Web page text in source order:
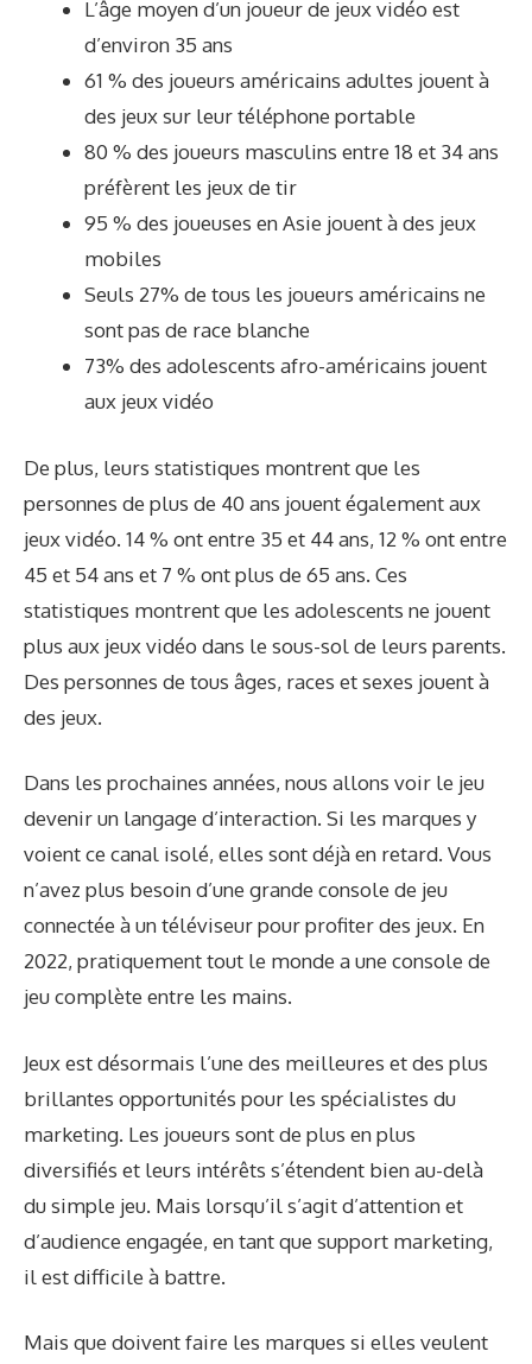
L’âge moyen d’un joueur de jeux vidéo est
d’environ 35 ans
61 % des joueurs américains adultes jouent à
des jeux sur leur téléphone portable
80 % des joueurs masculins entre 18 et 34 ans
préfèrent les jeux de tir
95 % des joueuses en Asie jouent à des jeux
mobiles
Seuls 27% de tous les joueurs américains ne
sont pas de race blanche
73% des adolescents afro-américains jouent
aux jeux vidéo
De plus, leurs statistiques montrent que les
personnes de plus de 40 ans jouent également aux
jeux vidéo. 14 % ont entre 35 et 44 ans, 12 % ont entre
45 et 54 ans et 7 % ont plus de 65 ans. Ces
statistiques montrent que les adolescents ne jouent
plus aux jeux vidéo dans le sous-sol de leurs parents.
Des personnes de tous âges, races et sexes jouent à
des jeux.
Dans les prochaines années, nous allons voir le jeu
devenir un langage d’interaction. Si les marques y
voient ce canal isolé, elles sont déjà en retard. Vous
n’avez plus besoin d’une grande console de jeu
connectée à un téléviseur pour profiter des jeux. En
2022, pratiquement tout le monde a une console de
jeu complète entre les mains.
Jeuxest désormais l’une des meilleures et des plus
brillantes opportunités pour les spécialistes du
marketing. Les joueurs sont de plus en plus
diversifiés et leurs intérêts s’étendent bien au-delà
du simple jeu. Mais lorsqu’il s’agit d’attention et
d’audience engagée, en tant que support marketing,
il est difficile à battre.
Mais que doivent faire les marques si elles veulent